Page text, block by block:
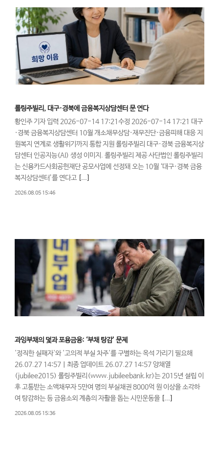
롤링주빌리, 대구·경북에 금융복지상담센터 문 연다
황인주 기자 입력 2026-07-14 17:21수정 2026-07-14 17:21 대구
·경북 금융복지상담센터 10월 개소채무상담·재무진단·금융피해 대응 지
원복지 연계로 생활위기까지 통합 지원 롤링주빌리 대구·경북 금융복지상
담센터 인공지능(AI) 생성 이미지. 롤링주빌리 제공 사단법인 롤링주빌리
는 신용카드사회공헌재단 공모사업에 선정돼 오는 10월 ‘대구·경북 금융
복지상담센터’를 연다고 [...]
2026.08.05 15:46
과잉부채의 덫과 포용금융: ‘부채 탕감’ 문제
'정직한 실패자'와 '고의적 부실 차주'를 구별하는 옥석 가리기 필요해
26.07.27 14:57ㅣ최종 업데이트 26.07.27 14:57 양채열
(jubilee2015) 롤링주빌리(www.jubileebank.kr)는 2015년 설립 이
후 고통받는 소액채무자 5만여 명의 부실채권 8000억 원 이상을 소각하
여 탕감하는 등 금융소외 계층의 자활을 돕는 시민운동을 [...]
2026.08.05 15:36